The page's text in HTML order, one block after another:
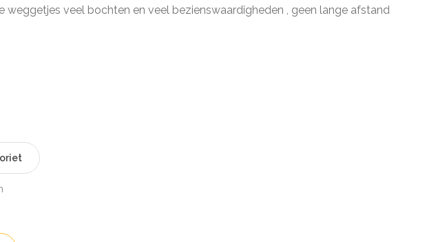
veel bochten en veel bezienswaardigheden , geen lange afstand